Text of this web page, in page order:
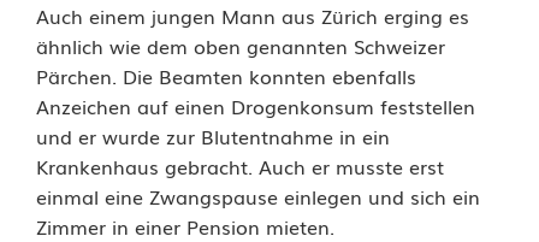
g
n
a
h
m
Auch einem jungen Mann aus Zürich erging es
ähnlich wie dem oben genannten Schweizer
Pärchen. Die Beamten konnten ebenfalls
Anzeichen auf einen Drogenkonsum feststellen
und er wurde zur Blutentnahme in ein
Krankenhaus gebracht. Auch er musste erst
einmal eine Zwangspause einlegen und sich ein
Zimmer in einer Pension mieten.